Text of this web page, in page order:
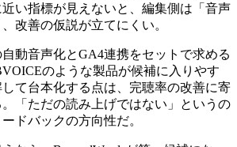
い指標が見えないと、編集側は「音声
改善の仮説が立てにくい。
動音声化とGA4連携をセットで求める
のような製品が候補に入りやす
て台本化する点は、完聴率の改善に寄
「ただの読み上げではない」というの
ドバックの方向性だ。